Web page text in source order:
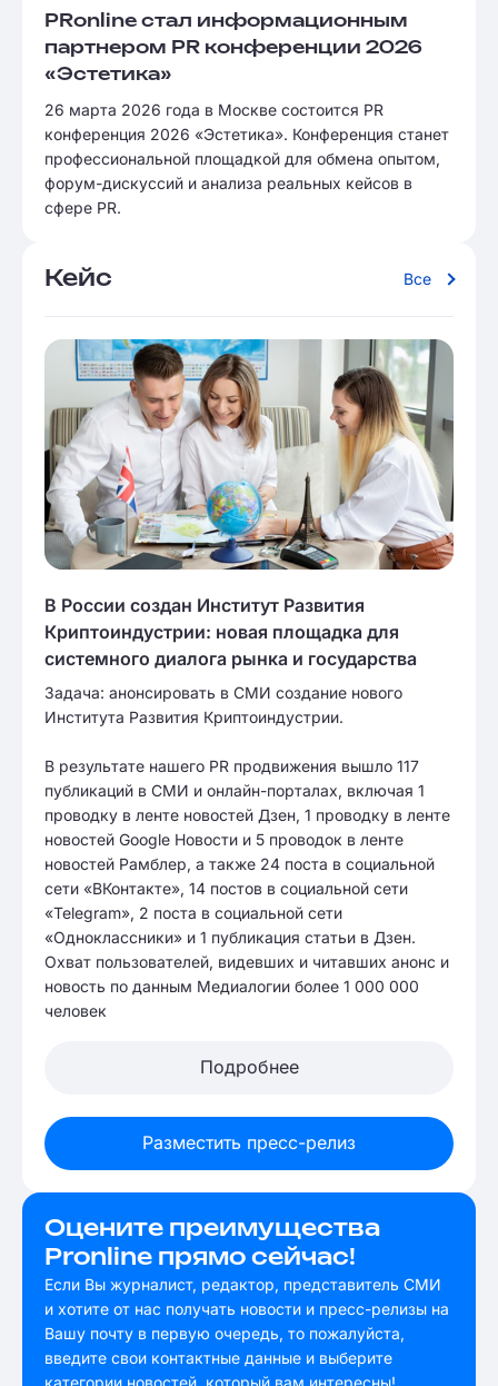
PRonline стал информационным
партнером PR конференции 2026
«Эстетика»
26 марта 2026 года в Москве состоится PR
конференция 2026 «Эстетика». Конференция станет
профессиональной площадкой для обмена опытом,
форум-дискуссий и анализа реальных кейсов в
сфере PR.
Кейс Все
В России создан Институт Развития
Криптоиндустрии: новая площадка для
системного диалога рынка и государства
Задача: анонсировать в СМИ создание нового
Института Развития Криптоиндустрии.
В результате нашего PR продвижения вышло 117
публикаций в СМИ и онлайн-порталах, включая 1
проводку в ленте новостей Дзен, 1 проводку в ленте
новостей Google Новости и 5 проводок в ленте
новостей Рамблер, а также 24 поста в социальной
сети «ВКонтакте», 14 постов в социальной сети
«Telegram», 2 поста в социальной сети
«Одноклассники» и 1 публикация статьи в Дзен.
Охват пользователей, видевших и читавших анонс и
новость по данным Медиалогии более 1 000 000
человек
Подробнее
Разместить пресс-релиз
Оцените преимущества
Pronline прямо сейчас!
Если Вы журналист, редактор, представитель СМИ
и хотите от нас получать новости и пресс-релизы на
Вашу почту в первую очередь, то пожалуйста,
введите свои контактные данные и выберите
категории новостей, который вам интересны!